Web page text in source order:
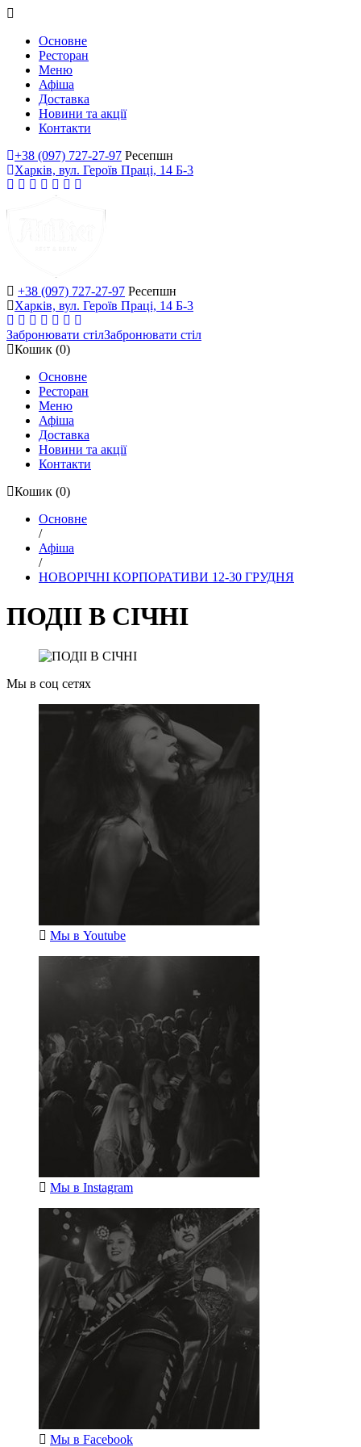
Основне
Ресторан
Меню
Афіша
Доставка
Новини та акції
Контакти
+38 (097) 727-27-97 Ресепшн
Харків, вул. Героїв Праці, 14 Б-3
+38 (097) 727-27-97 Ресепшн
Харків, вул. Героїв Праці, 14 Б-3
Забронювати стілЗабронювати стіл
Кошик (0)
Основне
Ресторан
Меню
Афіша
Доставка
Новини та акції
Контакти
Кошик (0)
Основне
/
Афіша
/
НОВОРІЧНІ КОРПОРАТИВИ 12-30 ГРУДНЯ
ПОДІІ В СІЧНІ
Мы в соц сетях
Мы в Youtube
Мы в Instagram
Мы в Facebook